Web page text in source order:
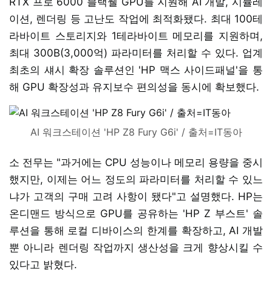
이션, 렌더링 등 고난도 작업에 최적화됐다. 최대 100테
라바이트 스토리지와 1테라바이트 메모리를 지원하며,
최대 300B(3,000억) 파라미터를 처리할 수 있다. 업계
최초의 섀시 확장 솔루션인 'HP 맥스 사이드패널'을 통
해 GPU 확장성과 유지보수 편의성을 동시에 확보했다.
AI 워크스테이션 'HP Z8 Fury G6i' / 출처=IT동아
소 전무는 "과거에는 CPU 성능이나 메모리 용량을 중시
했지만, 이제는 어느 정도의 파라미터를 처리할 수 있느
냐가 고객의 구매 고려 사항이 됐다"고 설명했다. HP는
온디맨드 방식으로 GPU를 공유하는 'HP Z 부스트' 솔
루션을 통해 로컬 디바이스의 한계를 확장하고, AI 개발
뿐 아니라 렌더링 작업까지 생산성을 크게 향상시킬 수
있다고 밝혔다.